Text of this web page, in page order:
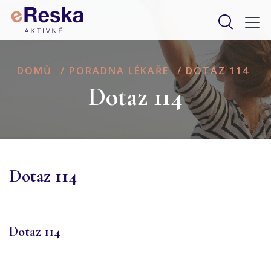
DOMŮ / PORADNA LÉKAŘE / DOTAZ 114
Dotaz 114
Dotaz 114
Dotaz 114